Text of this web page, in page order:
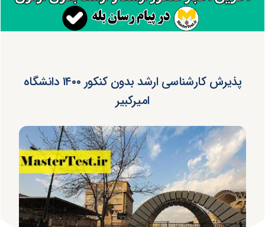
پذیرش کارشناسی ارشد بدون کنکور ۱۴۰۰ دانشگاه
امیرکبیر